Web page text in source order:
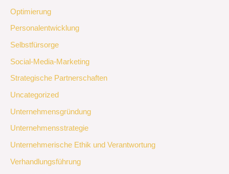
Optimierung
Personalentwicklung
Selbstfürsorge
Social-Media-Marketing
Strategische Partnerschaften
Uncategorized
Unternehmensgründung
Unternehmensstrategie
Unternehmerische Ethik und Verantwortung
Verhandlungsführung